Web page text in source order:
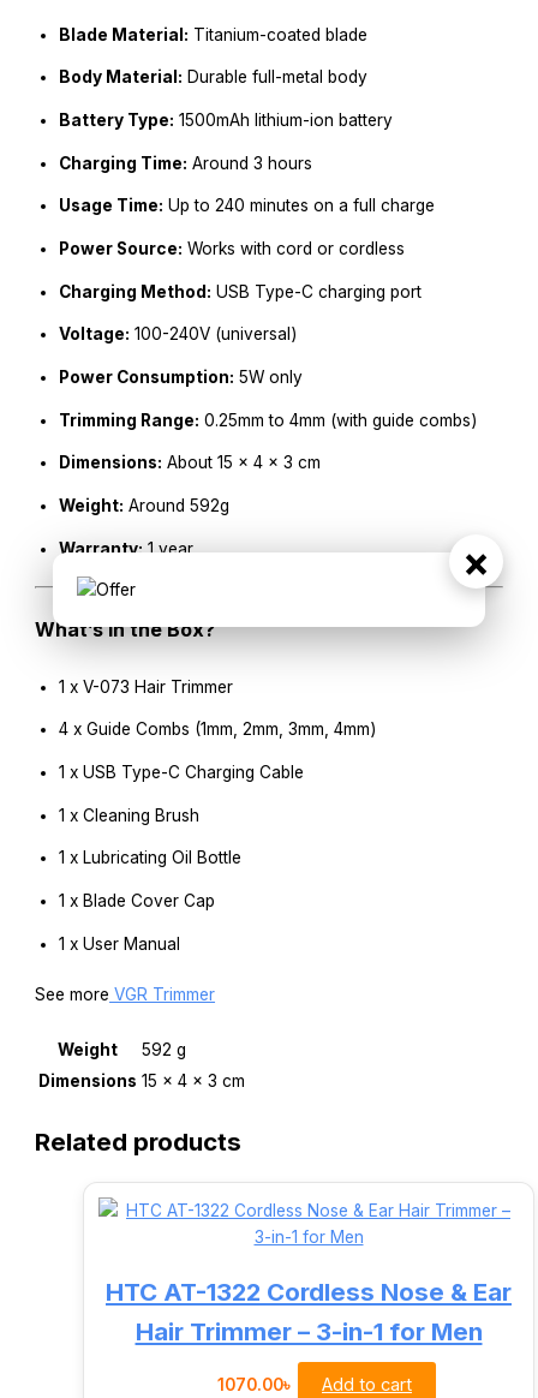
Blade Material: Titanium-coated blade
Body Material: Durable full-metal body
Battery Type: 1500mAh lithium-ion battery
Charging Time: Around 3 hours
Usage Time: Up to 240 minutes on a full charge
Power Source: Works with cord or cordless
Charging Method: USB Type-C charging port
Voltage: 100-240V (universal)
Power Consumption: 5W only
Trimming Range: 0.25mm to 4mm (with guide combs)
Dimensions: About 15 x 4 x 3 cm
Weight: Around 592g
Warranty:1 year
What’s in the Box?
1 x V-073 Hair Trimmer
4 x Guide Combs (1mm, 2mm, 3mm, 4mm)
1 x USB Type-C Charging Cable
1 x Cleaning Brush
1 x Lubricating Oil Bottle
1 x Blade Cover Cap
1 x User Manual
See more VGR Trimmer
Weight
592 g
Dimensions 15 × 4 × 3 cm
Related products
HTC AT-1322 Cordless Nose & Ear
Hair Trimmer – 3-in-1 for Men
1070.00৳ Add to cart
×